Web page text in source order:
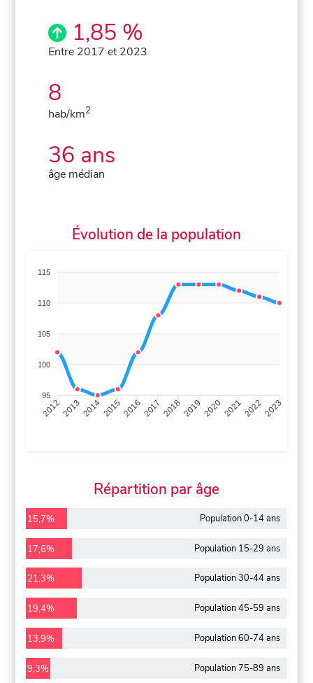
1,85 %
Entre 2017 et 2023
8
hab/km2
36 ans
âge médian
Évolution de la population
115
110
105
100
95
201220132014201520162017 20182019 2020202120222023
Répartition par âge
15,7% Population 0-14 ans
17,6% Population 15-29 ans
21,3% Population 30-44 ans
19,4% Population 45-59 ans
13,9% Population 60-74 ans
9,3% Population 75-89 ans